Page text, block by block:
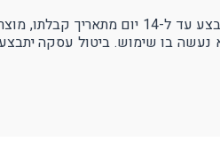
אנו בפרוטק עושים מאמצים רבים כדי להבטיח את איכות מוצרנו ושביעות רצון לקוחותינו. במידה ולא
נעשה בו שימוש. ביטול עסקה